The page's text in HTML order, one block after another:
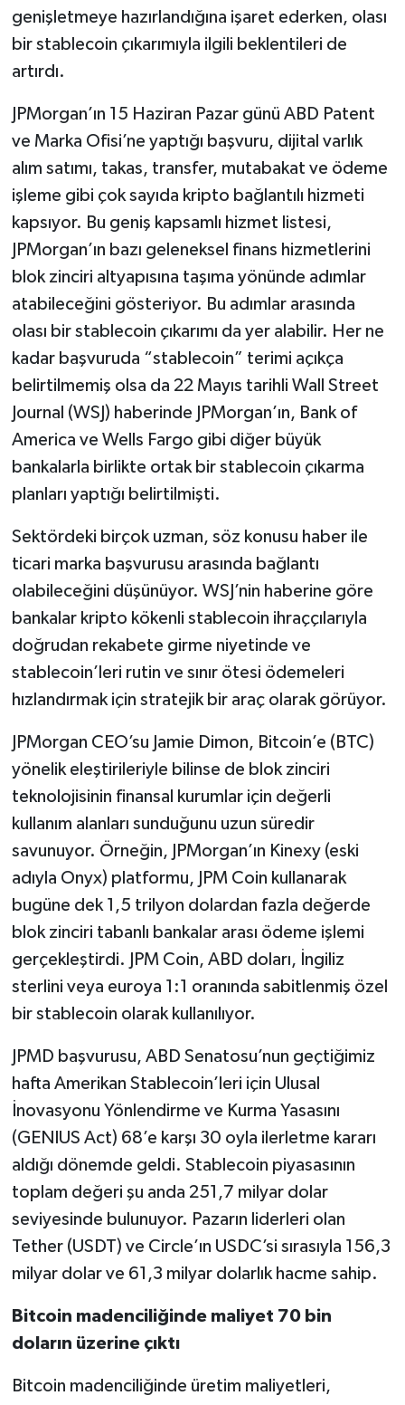
genişletmeye hazırlandığına işaret ederken, olası
bir stablecoin çıkarımıyla ilgili beklentileri de
artırdı.
JPMorgan’ın 15 Haziran Pazar günü ABD Patent
ve Marka Ofisi’ne yaptığı başvuru, dijital varlık
alım satımı, takas, transfer, mutabakat ve ödeme
işleme gibi çok sayıda kripto bağlantılı hizmeti
kapsıyor. Bu geniş kapsamlı hizmet listesi,
JPMorgan’ın bazı geleneksel finans hizmetlerini
blok zinciri altyapısına taşıma yönünde adımlar
atabileceğini gösteriyor. Bu adımlar arasında
olası bir stablecoin çıkarımı da yer alabilir. Her ne
kadar başvuruda “stablecoin” terimi açıkça
belirtilmemiş olsa da 22 Mayıs tarihli Wall Street
Journal (WSJ) haberinde JPMorgan’ın, Bank of
America ve Wells Fargo gibi diğer büyük
bankalarla birlikte ortak bir stablecoin çıkarma
planları yaptığı belirtilmişti.
Sektördeki birçok uzman, söz konusu haber ile
ticari marka başvurusu arasında bağlantı
olabileceğini düşünüyor. WSJ’nin haberine göre
bankalar kripto kökenli stablecoin ihraççılarıyla
doğrudan rekabete girme niyetinde ve
stablecoin’leri rutin ve sınır ötesi ödemeleri
hızlandırmak için stratejik bir araç olarak görüyor.
JPMorgan CEO’su Jamie Dimon, Bitcoin’e (BTC)
yönelik eleştirileriyle bilinse de blok zinciri
teknolojisinin finansal kurumlar için değerli
kullanım alanları sunduğunu uzun süredir
savunuyor. Örneğin, JPMorgan’ın Kinexy (eski
adıyla Onyx) platformu, JPM Coin kullanarak
bugüne dek 1,5 trilyon dolardan fazla değerde
blok zinciri tabanlı bankalar arası ödeme işlemi
gerçekleştirdi. JPM Coin, ABD doları, İngiliz
sterlini veya euroya 1:1 oranında sabitlenmiş özel
bir stablecoin olarak kullanılıyor.
JPMD başvurusu, ABD Senatosu’nun geçtiğimiz
hafta Amerikan Stablecoin’leri için Ulusal
İnovasyonu Yönlendirme ve Kurma Yasasını
(GENIUS Act) 68’e karşı 30 oyla ilerletme kararı
aldığı dönemde geldi. Stablecoin piyasasının
toplam değeri şu anda 251,7 milyar dolar
seviyesinde bulunuyor. Pazarın liderleri olan
Tether (USDT) ve Circle’ın USDC’si sırasıyla 156,3
milyar dolar ve 61,3 milyar dolarlık hacme sahip.
Bitcoin madenciliğinde maliyet 70 bin
doların üzerine çıktı
Bitcoin madenciliğinde üretim maliyetleri,